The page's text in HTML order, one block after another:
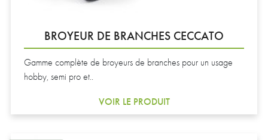
BROYEUR DE BRANCHES CECCATO
Gamme complète de broyeurs de branches pour un usage
hobby, semi pro et..
VOIR LE PRODUIT